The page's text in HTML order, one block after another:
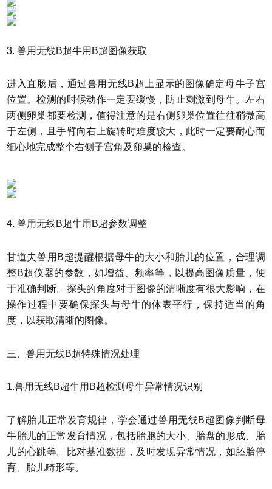
3. 兽用无线B超牛用B超图像获取
进入直肠后，通过兽用无线B超上显示的图像确定母牛子宫
位置。检测的时候动作一定要缓慢，防止刺激到母牛。左右
两侧卵巢都要检测，值得注意的是右侧卵巢位置往往稍微高
于左侧，且手臂向右上旋转时难度较大，此时一定要耐心而
细心地完成整个右侧子宫角及卵巢的检查。
4. 兽用无线B超牛用B超参数调整
甘道夫兽用B超提醒根据母牛的大小和胎儿的位置，合理调
整B超仪器的参数，如增益、频率等，以提高图像质量，便
于准确判断。探头的角度对于图像的清晰度有很大影响，在
操作过程中要确保探头与母牛的体表平行，保持适当的角
度，以获取清晰的图像。
三、兽用无线B超特殊情况处理
1.兽用无线B超牛用B超检测母牛异常情况识别
了解胎儿正常发育规律，学会通过兽用无线B超图像判断母
牛胎儿的正常发育情况，包括胎胞的大小、胎盘的形成、胎
儿的心跳等。比对基准数据，及时发现异常情况，如胚胎停
育、胎儿畸形等。